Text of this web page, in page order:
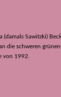
(damals Sawitzki)
die schweren grünen
von 1992.